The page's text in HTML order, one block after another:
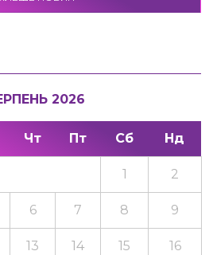
2026
Чт Пт Сб Нд
1 2
6 7 8 9
13 14 15 16